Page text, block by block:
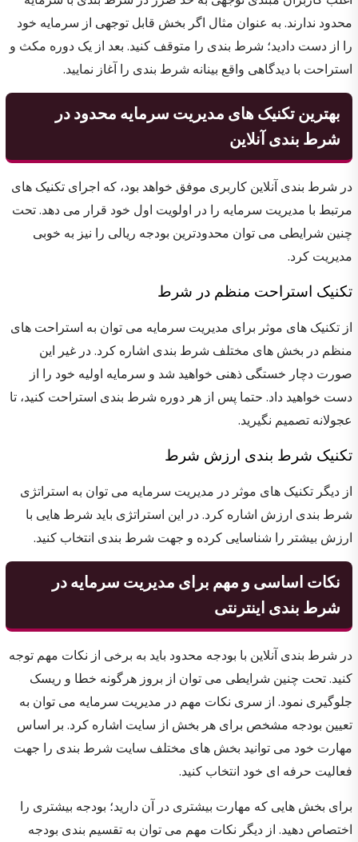
محدود ندارند. به عنوان مثال اگر بخش قابل توجهی از سرمایه خود
را از دست دادید؛ شرط بندی را متوقف کنید. بعد از یک دوره مکث و
استراحت با دیدگاهی واقع بینانه شرط بندی را آغاز نمایید.
بهترین تکنیک های مدیریت سرمایه محدود در
شرط بندی آنلاین
در شرط بندی آنلاین کاربری موفق خواهد بود، که اجرای تکنیک های
مرتبط با مدیریت سرمایه را در اولویت اول خود قرار می دهد. تحت
چنین شرایطی می توان محدودترین بودجه ریالی را نیز به خوبی
مدیریت کرد.
تکنیک استراحت منظم در شرط
از تکنیک های موثر برای مدیریت سرمایه می توان به استراحت های
منظم در بخش های مختلف شرط بندی اشاره کرد. در غیر این
صورت دچار خستگی ذهنی خواهید شد و سرمایه اولیه خود را از
دست خواهید داد. حتما پس از هر دوره شرط بندی استراحت کنید، تا
عجولانه تصمیم نگیرید.
تکنیک شرط بندی ارزش شرط
از دیگر تکنیک های موثر در مدیریت سرمایه می توان به استراتژی
شرط بندی ارزش اشاره کرد. در این استراتژی باید شرط هایی با
ارزش بیشتر را شناسایی کرده و جهت شرط بندی انتخاب کنید.
نکات اساسی و مهم برای مدیریت سرمایه در
شرط بندی اینترنتی
در شرط بندی آنلاین با بودجه محدود باید به برخی از نکات مهم توجه
کنید. تحت چنین شرایطی می توان از بروز هرگونه خطا و ریسک
جلوگیری نمود. از سری نکات مهم در مدیریت سرمایه می توان به
تعیین بودجه مشخص برای هر بخش از سایت اشاره کرد. بر اساس
مهارت خود می توانید بخش های مختلف سایت شرط بندی را جهت
فعالیت حرفه ای خود انتخاب کنید.
برای بخش هایی که مهارت بیشتری در آن دارید؛ بودجه بیشتری را
اختصاص دهید. از دیگر نکات مهم می توان به تقسیم بندی بودجه